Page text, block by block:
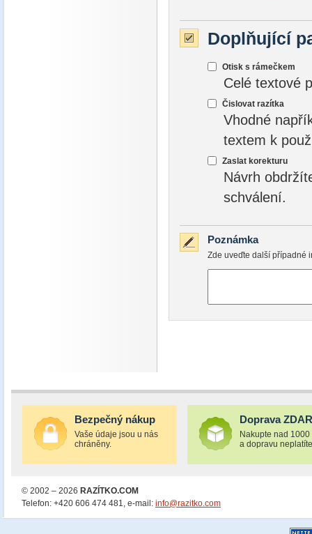
Doplňující
Otisk s rámečkem
Celé textové
Čislovat razítka
Vhodné
textem k
Zaslat korekturu
Návrh
schválení.
Poznámka
Zde uveďte další případné
Bezpečný nákup
Vaše údaje jsou u nás
chráněny.
Doprava
Nakupte nad 1000
a dopravu
© 2002 – 2026 RAZÍTKO.COM
Telefon: +420 606 474 481, e-mail: info@razitko.com